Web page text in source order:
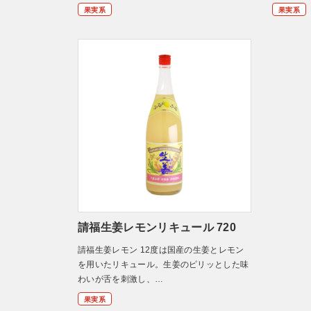
果実系 果実系
請福生姜レモンリキュール 720
請福生姜レモン 12度は国産の生姜とレモン
を用いたリキュール。生姜のピリッとした味
わいが舌を刺激し、…
果実系